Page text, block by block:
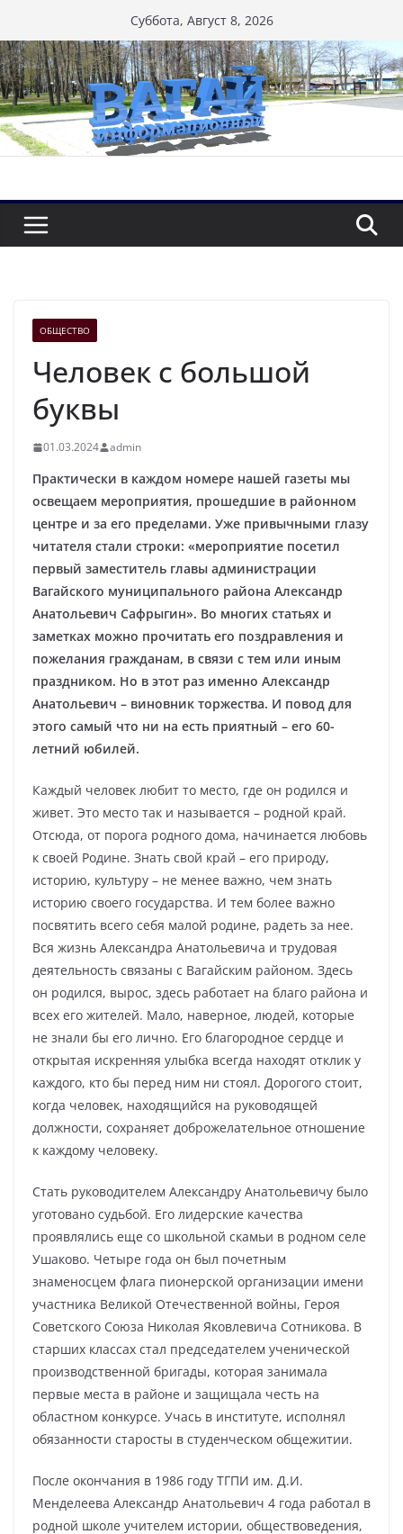
к
содержимому
Суббота, Август 8, 2026
ОБЩЕСТВО
Человек с большой
буквы
01.03.2024 admin
Практически в каждом номере нашей газеты мы
освещаем мероприятия, прошедшие в районном
центре и за его пределами. Уже привычными глазу
читателя стали строки: «мероприятие посетил
первый заместитель главы администрации
Вагайского муниципального района Александр
Анатольевич Сафрыгин». Во многих статьях и
заметках можно прочитать его поздравления и
пожелания гражданам, в связи с тем или иным
праздником. Но в этот раз именно Александр
Анатольевич – виновник торжества. И повод для
этого самый что ни на есть приятный – его 60-
летний юбилей.
Каждый человек любит то место, где он родился и
живет. Это место так и называется – родной край.
Отсюда, от порога родного дома, начинается любовь
к своей Родине. Знать свой край – его природу,
историю, культуру – не менее важно, чем знать
историю своего государства. И тем более важно
посвятить всего себя малой родине, радеть за нее.
Вся жизнь Александра Анатольевича и трудовая
деятельность связаны с Вагайским районом. Здесь
он родился, вырос, здесь работает на благо района и
всех его жителей. Мало, наверное, людей, которые
не знали бы его лично. Его благородное сердце и
открытая искренняя улыбка всегда находят отклик у
каждого, кто бы перед ним ни стоял. Дорогого стоит,
когда человек, находящийся на руководящей
должности, сохраняет доброжелательное отношение
к каждому человеку.
Стать руководителем Александру Анатольевичу было
уготовано судьбой. Его лидерские качества
проявлялись еще со школьной скамьи в родном селе
Ушаково. Четыре года он был почетным
знаменосцем флага пионерской организации имени
участника Великой Отечественной войны, Героя
Советского Союза Николая Яковлевича Сотникова. В
старших классах стал председателем ученической
производственной бригады, которая занимала
первые места в районе и защищала честь на
областном конкурсе. Учась в институте, исполнял
обязанности старосты в студенческом общежитии.
После окончания в 1986 году ТГПИ им. Д.И.
Менделеева Александр Анатольевич 4 года работал в
родной школе учителем истории, обществоведения,